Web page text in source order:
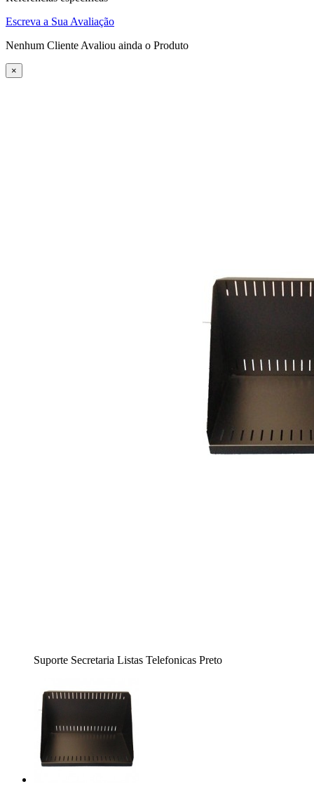
Escreva a Sua Avaliação
Nenhum Cliente Avaliou ainda o Produto
×
Suporte Secretaria Listas Telefonicas Preto